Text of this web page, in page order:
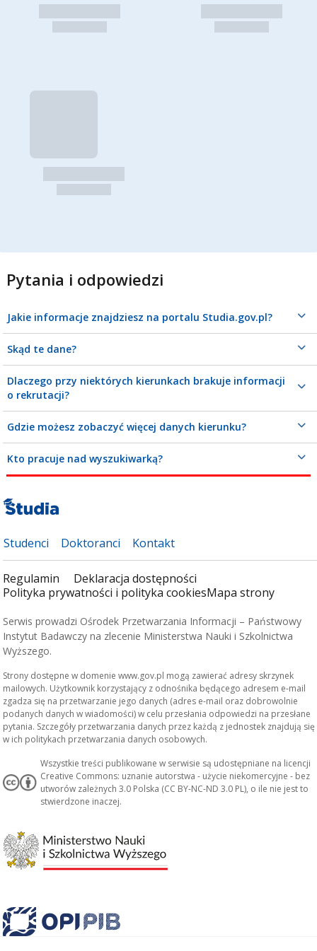
Pytania i odpowiedzi
Jakie informacje znajdziesz na portalu Studia.gov.pl?
Skąd te dane?
Dlaczego przy niektórych kierunkach brakuje informacji
o rekrutacji?
Gdzie możesz zobaczyć więcej danych kierunku?
Kto pracuje nad wyszukiwarką?
Studenci Doktoranci Kontakt
Regulamin
Deklaracja dostępności
Polityka prywatności i polityka cookiesMapa strony
Serwis prowadzi Ośrodek Przetwarzania Informacji – Państwowy
Instytut Badawczy na zlecenie Ministerstwa Nauki i Szkolnictwa
Wyższego.
Strony dostępne w domenie www.gov.pl mogą zawierać adresy skrzynek
mailowych. Użytkownik korzystający z odnośnika będącego adresem e-mail
zgadza się na przetwarzanie jego danych (adres e-mail oraz dobrowolnie
podanych danych w wiadomości) w celu przesłania odpowiedzi na przesłane
pytania. Szczegóły przetwarzania danych przez każdą z jednostek znajdują się
w ich politykach przetwarzania danych osobowych.
Wszystkie treści publikowane w serwisie są udostępniane na licencji
Creative Commons: uznanie autorstwa - użycie niekomercyjne - bez
utworów zależnych 3.0 Polska (CC BY-NC-ND 3.0 PL), o ile nie jest to
stwierdzone inaczej.